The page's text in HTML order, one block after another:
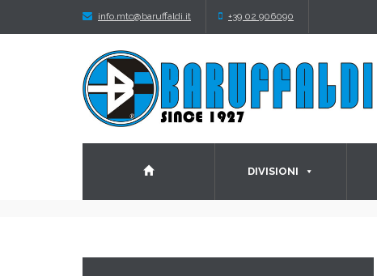
info.mtc@baruffaldi.it +39 02 906090
DIVISIONI